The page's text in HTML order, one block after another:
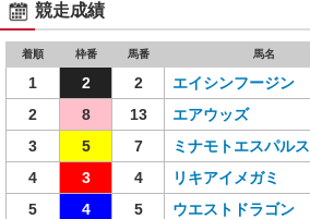
競走成績
着順 枠番 馬番 馬名
1 2 2 エイシンフージン
2
8 13 エアウッズ
3
5 7 ミナモトエスパルス
4
3 4 リキアイメガミ
5
4 5 ウエストドラゴン